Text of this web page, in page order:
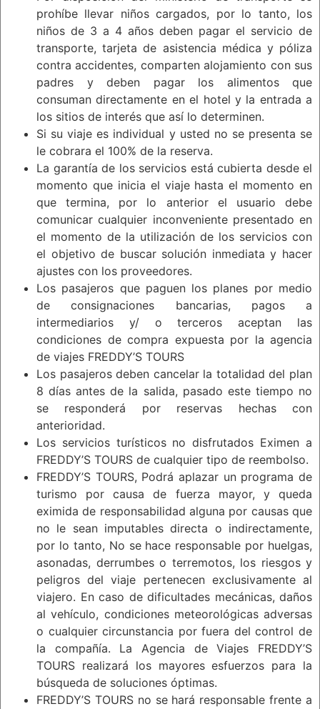
prohíbe llevar niños cargados, por lo tanto, los
niños de 3 a 4 años deben pagar el servicio de
transporte, tarjeta de asistencia médica y póliza
contra accidentes, comparten alojamiento con sus
padres y deben pagar los alimentos que
consuman directamente en el hotel y la entrada a
los sitios de interés que así lo determinen.
Si su viaje es individual y usted no se presenta se
le cobrara el 100% de la reserva.
La garantía de los servicios está cubierta desde el
momento que inicia el viaje hasta el momento en
que termina, por lo anterior el usuario debe
comunicar cualquier inconveniente presentado en
el momento de la utilización de los servicios con
el objetivo de buscar solución inmediata y hacer
ajustes con los proveedores.
Los pasajeros que paguen los planes por medio
de consignaciones bancarias, pagos a
intermediarios y/ o terceros aceptan las
condiciones de compra expuesta por la agencia
de viajes FREDDY’S TOURS
Los pasajeros deben cancelar la totalidad del plan
8 días antes de la salida, pasado este tiempo no
se responderá por reservas hechas con
anterioridad.
Los servicios turísticos no disfrutados Eximen a
FREDDY’S TOURS de cualquier tipo de reembolso.
FREDDY’S TOURS, Podrá aplazar un programa de
turismo por causa de fuerza mayor, y queda
eximida de responsabilidad alguna por causas que
no le sean imputables directa o indirectamente,
por lo tanto, No se hace responsable por huelgas,
asonadas, derrumbes o terremotos, los riesgos y
peligros del viaje pertenecen exclusivamente al
viajero. En caso de dificultades mecánicas, daños
al vehículo, condiciones meteorológicas adversas
o cualquier circunstancia por fuera del control de
la compañía. La Agencia de Viajes FREDDY’S
TOURS realizará los mayores esfuerzos para la
búsqueda de soluciones óptimas.
FREDDY’S TOURS no se hará responsable frente a